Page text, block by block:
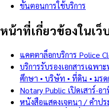
ขั้นตอนการใช้บริการ
หน้าที่เกี่ยวข้องในเว็
แคตตาล็อกบริการ Police
บริการรับรองเอกสารเฉพา
ศึกษา • บริษัท • ที่ดิน • มรด
Notary Public เปิดเสาร์-อ
หนังสือแสดงเจตนา / คำปร